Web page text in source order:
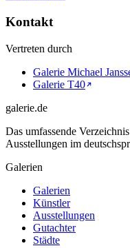
Kontakt
Vertreten durch
Galerie Michael
Galerie T40
galerie.de
Das umfassende
Ausstellungen im
Galerien
Galerien
Künstler
Ausstellungen
Gutachter
Städte